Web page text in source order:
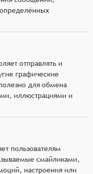
отправлять и
графические
для обмена
иллюстрациями и
пользователям
смайликами,
настроения или